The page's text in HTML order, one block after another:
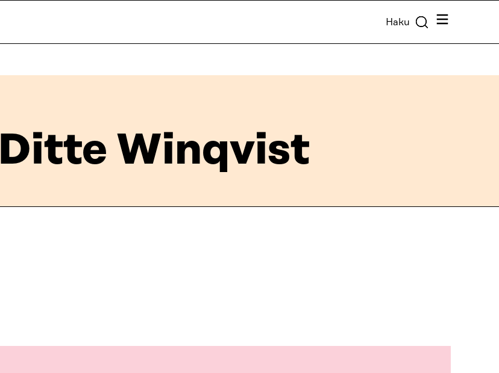
Haku Valikko
Ditte Winqvist